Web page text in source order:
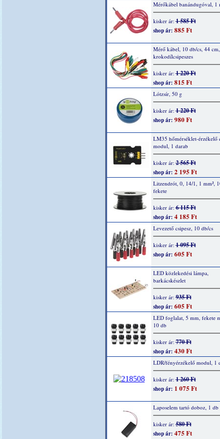
Mérőkábel banándugóval, 1
kisker ár:1 585 Ft
shop ár: 885 Ft
Mérő kábel, 10 db/cs, 44 cm,
krokodílcsipeszes
kisker ár:1 220 Ft
shop ár: 815 Ft
Lótzsír, 50 g
kisker ár:1 220 Ft
shop ár: 980 Ft
LM35 hőmérséklet-érzékelő
modul, 1 darab
kisker ár:2 565 Ft
shop ár: 2 195 Ft
Litzendrót, 0, 14/1, 1 mm²,
fekete
kisker ár:6 115 Ft
shop ár: 4 185 Ft
Levezető csipesz, 10 db/cs
kisker ár:1 095 Ft
shop ár: 605 Ft
LED közlekedési lámpa,
barkácskészlet
kisker ár:935 Ft
shop ár: 605 Ft
LED foglalat, 5 mm, fekete
10 db
kisker ár:770 Ft
shop ár: 430 Ft
LDR/fényérzékelő modul, 1
kisker ár:1 260 Ft
shop ár: 1 075 Ft
Laposelem tartó doboz, 1 db
kisker ár:580 Ft
shop ár: 475 Ft